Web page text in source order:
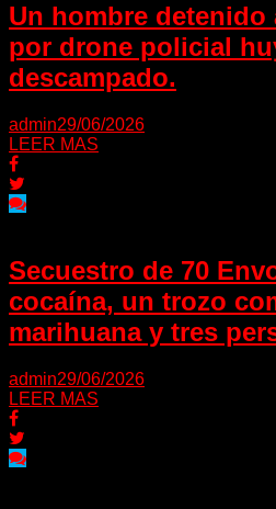
Un hombre detenido
por drone policial
descampado.
admin29/06/2026
LEER MAS
Secuestro de 70
cocaína, un trozo
marihuana y tres
admin29/06/2026
LEER MAS